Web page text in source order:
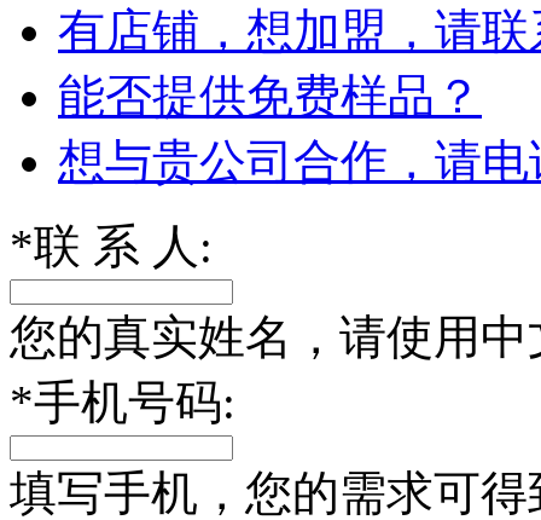
有店铺，想加盟，请
能否提供免费样品？
想与贵公司合作，请
*联 系 人:
您的真实姓名，请使用中
*手机号码:
填写手机，您的需求可